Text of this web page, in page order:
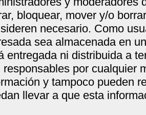
bloquear, mover y/o
necesario. Como
sea almacenada en
entregada ni distribuida a
responsables por cualquier
y tampoco pueden
llevar a que esta